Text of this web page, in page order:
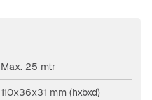
Max. 25 mtr
110x36x31 mm (hxbxd)